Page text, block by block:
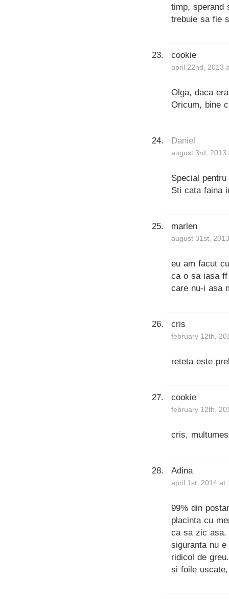
timp, sperand
trebuie sa fie
cookie
april 22nd, 2013
Olga, daca
Oricum, bine
Daniel
august 3rd, 2013
Special
Sti cata faina
marlen
august 31st,
eu am facut
ca o sa iasa
care nu-i asa
cris
february 12th,
reteta este
cookie
february 12th,
cris,
Adina
april 1st, 2014 at
99% din
placinta cu
ca sa zic asa.
siguranta nu
ridicol de
si foile